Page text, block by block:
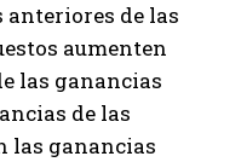
de las
aumenten
las ganancias
de las
las ganancias